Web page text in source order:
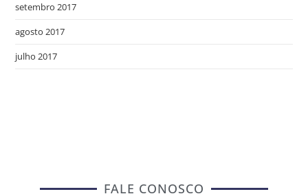
setembro 2017
agosto 2017
julho 2017
FALE CONOSCO